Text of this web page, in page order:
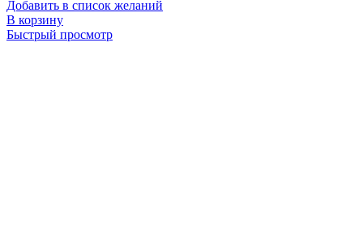
Добавить в список желаний
В корзину
Быстрый просмотр